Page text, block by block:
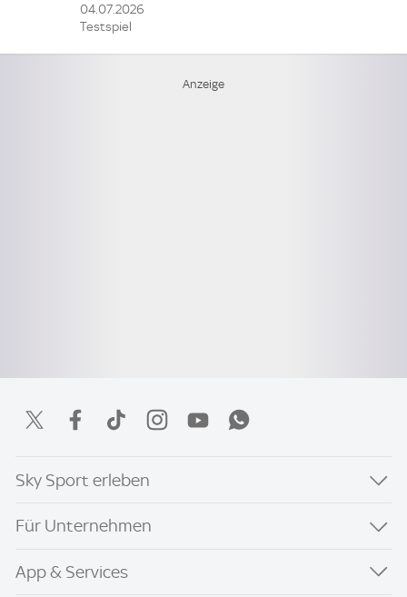
04.07.2026
Testspiel
Sky Sport erleben
Für Unternehmen
App & Services